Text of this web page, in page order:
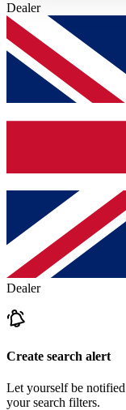
gesammelt haben.
Dealer
Dealer
Create search alert
Let yourself be notified
your search filters.